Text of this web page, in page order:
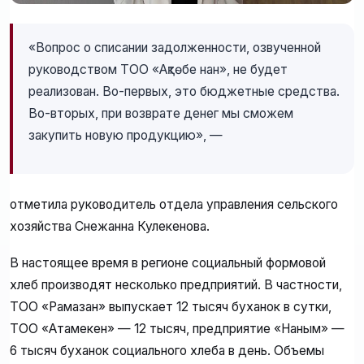
«Вопрос о списании задолженности, озвученной
руководством ТОО «Ақтөбе нан», не будет
реализован. Во-первых, это бюджетные средства.
Во-вторых, при возврате денег мы сможем
закупить новую продукцию», —
отметила руководитель отдела управления сельского
хозяйства Снежанна Кулекенова.
В настоящее время в регионе социальный формовой
хлеб производят несколько предприятий. В частности,
ТОО «Рамазан» выпускает 12 тысяч буханок в сутки,
ТОО «Атамекен» — 12 тысяч, предприятие «Наным» —
6 тысяч буханок социального хлеба в день. Объемы